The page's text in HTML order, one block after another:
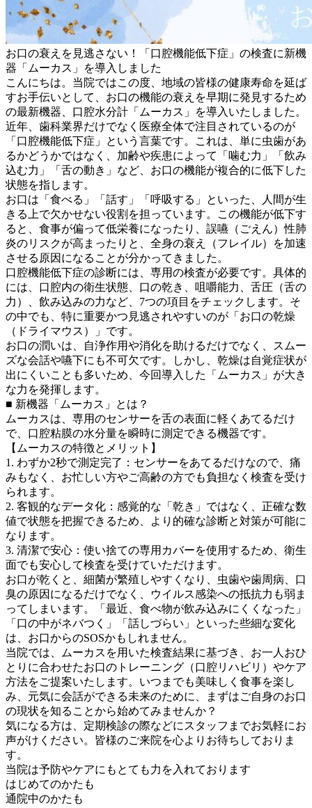
お口の衰えを見逃さない！「口腔機能低下症」の検査に新機
器「ムーカス」を導入しました
こんにちは。当院ではこの度、地域の皆様の健康寿命を延ば
すお手伝いとして、お口の機能の衰えを早期に発見するため
の最新機器、口腔水分計「ムーカス」を導入いたしました。
近年、歯科業界だけでなく医療全体で注目されているのが
「口腔機能低下症」という言葉です。これは、単に虫歯があ
るかどうかではなく、加齢や疾患によって「噛む力」「飲み
込む力」「舌の動き」など、お口の機能が複合的に低下した
状態を指します。
お口は「食べる」「話す」「呼吸する」といった、人間が生
きる上で欠かせない役割を担っています。この機能が低下す
ると、食事が偏って低栄養になったり、誤嚥（ごえん）性肺
炎のリスクが高まったりと、全身の衰え（フレイル）を加速
させる原因になることが分かってきました。
口腔機能低下症の診断には、専用の検査が必要です。具体的
には、口腔内の衛生状態、口の乾き、咀嚼能力、舌圧（舌の
力）、飲み込みの力など、7つの項目をチェックします。そ
の中でも、特に重要かつ見逃されやすいのが「お口の乾燥
（ドライマウス）」です。
お口の潤いは、自浄作用や消化を助けるだけでなく、スムー
ズな会話や嚥下にも不可欠です。しかし、乾燥は自覚症状が
出にくいことも多いため、今回導入した「ムーカス」が大き
な力を発揮します。
■ 新機器「ムーカス」とは？
ムーカスは、専用のセンサーを舌の表面に軽くあてるだけ
で、口腔粘膜の水分量を瞬時に測定できる機器です。
【ムーカスの特徴とメリット】
1. わずか2秒で測定完了：センサーをあてるだけなので、痛
みもなく、お忙しい方やご高齢の方でも負担なく検査を受け
られます。
2. 客観的なデータ化：感覚的な「乾き」ではなく、正確な数
値で状態を把握できるため、より的確な診断と対策が可能に
なります。
3. 清潔で安心：使い捨ての専用カバーを使用するため、衛生
面でも安心して検査を受けていただけます。
お口が乾くと、細菌が繁殖しやすくなり、虫歯や歯周病、口
臭の原因になるだけでなく、ウイルス感染への抵抗力も弱ま
ってしまいます。「最近、食べ物が飲み込みにくくなった」
「口の中がネバつく」「話しづらい」といった些細な変化
は、お口からのSOSかもしれません。
当院では、ムーカスを用いた検査結果に基づき、お一人おひ
とりに合わせたお口のトレーニング（口腔リハビリ）やケア
方法をご提案いたします。いつまでも美味しく食事を楽し
み、元気に会話ができる未来のために、まずはご自身のお口
の現状を知ることから始めてみませんか？
気になる方は、定期検診の際などにスタッフまでお気軽にお
声がけください。皆様のご来院を心よりお待ちしておりま
す。
当院は予防やケアにもとても力を入れております
はじめてのかたも
通院中のかたも